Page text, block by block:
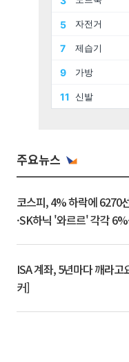
주요뉴스
코스피, 4% 하락에 6270
·SK하닉 '와르르' 각각
ISA 계좌, 5년마다 깨라고
커]